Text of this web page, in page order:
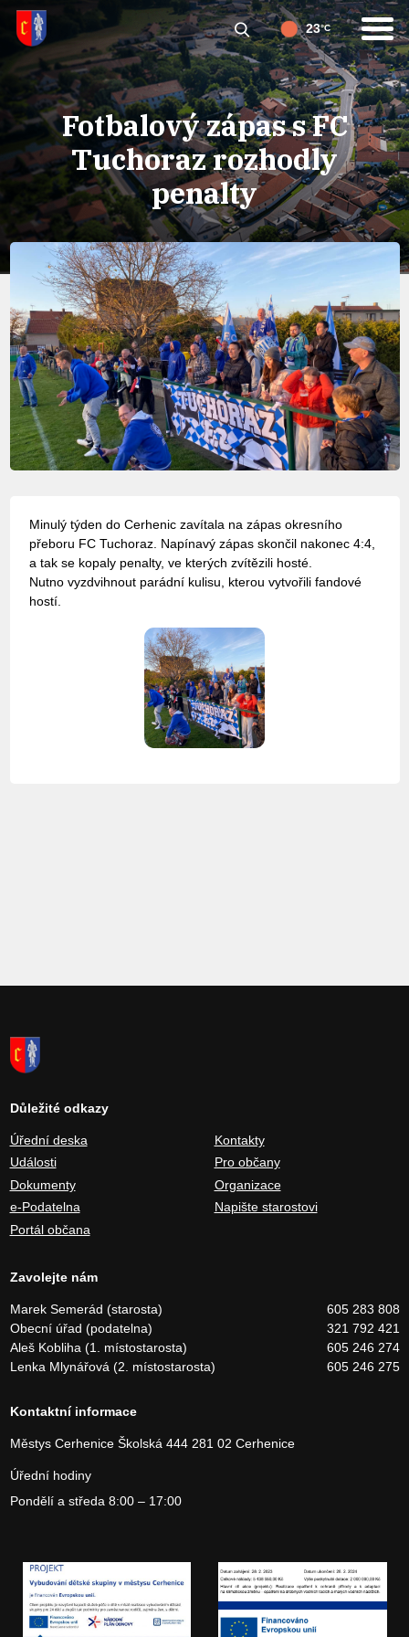
23°C
Fotbalový zápas s FC
Tuchoraz rozhodly
penalty
Minulý týden do Cerhenic zavítala na zápas okresního
přeboru FC Tuchoraz. Napínavý zápas skončil nakonec 4:4,
a tak se kopaly penalty, ve kterých zvítězili hosté.
Nutno vyzdvihnout parádní kulisu, kterou vytvořili fandové
hostí.
Důležité odkazy
Úřední deska
Události
Dokumenty
e-Podatelna
Portál občana
Kontakty
Pro občany
Organizace
Napište starostovi
Zavolejte nám
Marek Semerád (starosta)
605 283 808
Obecní úřad (podatelna)
321 792 421
Aleš Kobliha (1. místostarosta)
605 246 274
Lenka Mlynářová (2. místostarosta)
605 246 275
Kontaktní informace
Městys CerheniceŠkolská 444281 02 Cerhenice
Úřední hodiny
Pondělí a středa 8:00 – 17:00